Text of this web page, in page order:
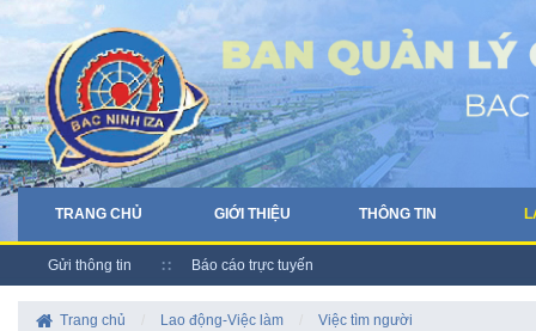
TRANG CHỦ GIỚI THIỆU THÔNG TIN
Gửi thông tin Báo cáo trực tuyến
Trang chủ Lao động-Việc làm Việc tìm người